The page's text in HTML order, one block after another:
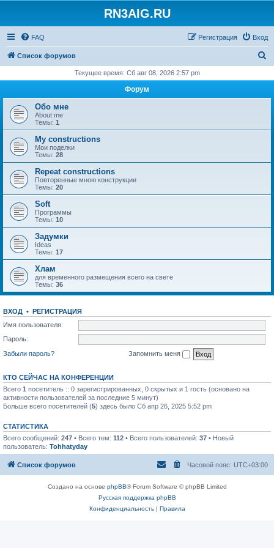
RN3AIG.RU
FAQ Вход
Регистрация
Список форумов
с
Текущее время: Сб авг 08, 2026 2:57 pm
Форум
Обо мне
About me
Темы: 1
My constructions
Мои поделки
Темы: 28
Repeat constructions
Повторенные мною конструкции
Темы: 20
Soft
Программы
Темы: 10
Задумки
Ideas
Темы: 17
Хлам
для временного размещения всего на свете
Темы: 36
ВХОД • РЕГИСТРАЦИЯ
Имя пользователя:
Пароль:
Забыли пароль?
Запомнить меня
КТО СЕЙЧАС НА КОНФЕРЕНЦИИ
Всего 1 посетитель :: 0 зарегистрированных, 0 скрытых и 1 гость (основано на
активности пользователей за последние 5 минут)
Больше всего посетителей (5) здесь было Сб апр 26, 2025 5:52 pm
СТАТИСТИКА
Всего сообщений: 247 • Всего тем: 112 • Всего пользователей: 37 • Новый
пользователь: Tohhatyday
Список форумов Часовой пояс: UTC+03:00
Создано на основе phpBB® Forum Software © phpBB Limited
Русская поддержка phpBB
Конфиденциальность| Правила